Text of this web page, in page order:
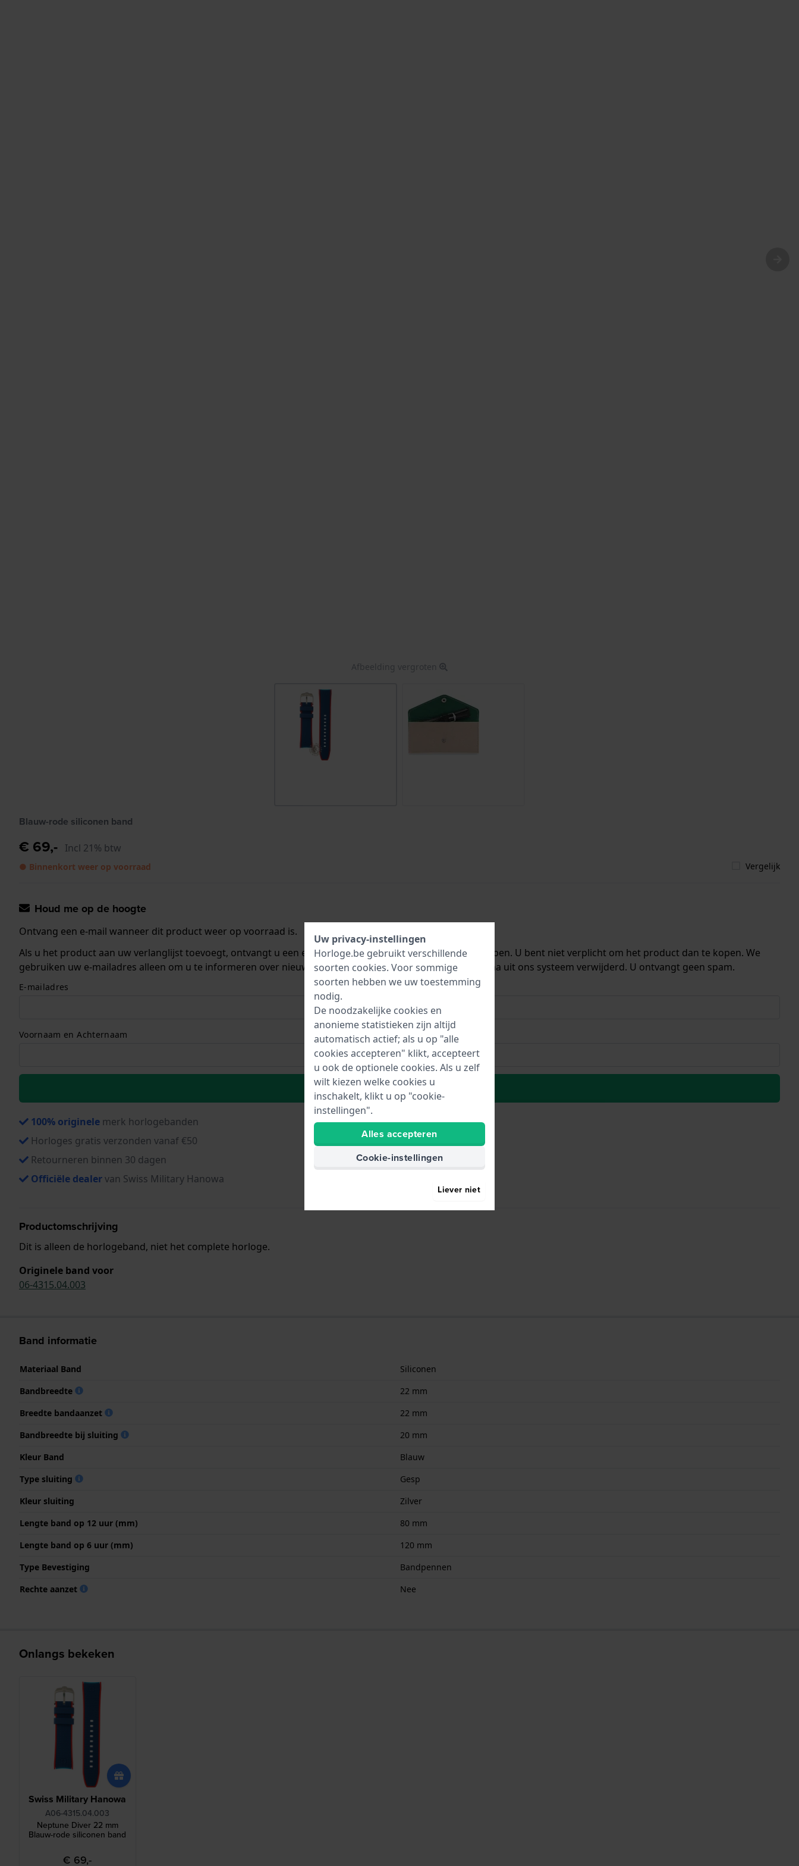
Afbeelding vergroten
Blauw-rode siliconen band
€ 69,- Incl 21% btw
● Binnenkort weer op voorraad Vergelijk
Houd me op de hoogte
Ontvang een e-mail wanneer dit product weer op voorraad is.
Als u het product aan uw verlanglijst toevoegt, ontvangt u een e-mail zodra we het weer op voorraad hebben. U bent niet verplicht om het product dan te kopen. We
gebruiken uw e-mailadres alleen om u te informeren over nieuwe voorraad. Het wordt onmiddellijk daarna uit ons systeem verwijderd. U ontvangt geen spam.
E-mailadres
Voornaam en Achternaam
Naar wenslijst
100% originele merk horlogebanden
Horloges gratis verzonden vanaf €50
Retourneren binnen 30 dagen
Officiële dealervan Swiss Military Hanowa
Productomschrijving
Dit is alleen de horlogeband, niet het complete horloge.
Originele band voor
06-4315.04.003
Band informatie
Materiaal Band
Siliconen
Bandbreedte
22 mm
Breedte bandaanzet
22 mm
Bandbreedte bij sluiting
20 mm
Kleur Band
Blauw
Type sluiting
Gesp
Kleur sluiting
Zilver
Lengte band op 12 uur (mm)
80 mm
Lengte band op 6 uur (mm)
120 mm
Type Bevestiging
Bandpennen
Rechte aanzet
Nee
Onlangs bekeken
Swiss Military Hanowa
A06-4315.04.003
Neptune Diver 22 mm
Blauw-rode siliconen band
€ 69,-
Uw privacy-instellingen
Horloge.be gebruikt verschillende
soorten cookies. Voor sommige
soorten hebben we uw toestemming
nodig.
De noodzakelijke cookies en
anonieme statistieken zijn altijd
automatisch actief; als u op "alle
cookies accepteren" klikt, accepteert
u ook de optionele cookies. Als u zelf
wilt kiezen welke cookies u
inschakelt, klikt u op "cookie-
instellingen".
Alles accepteren
Cookie-instellingen
Liever niet